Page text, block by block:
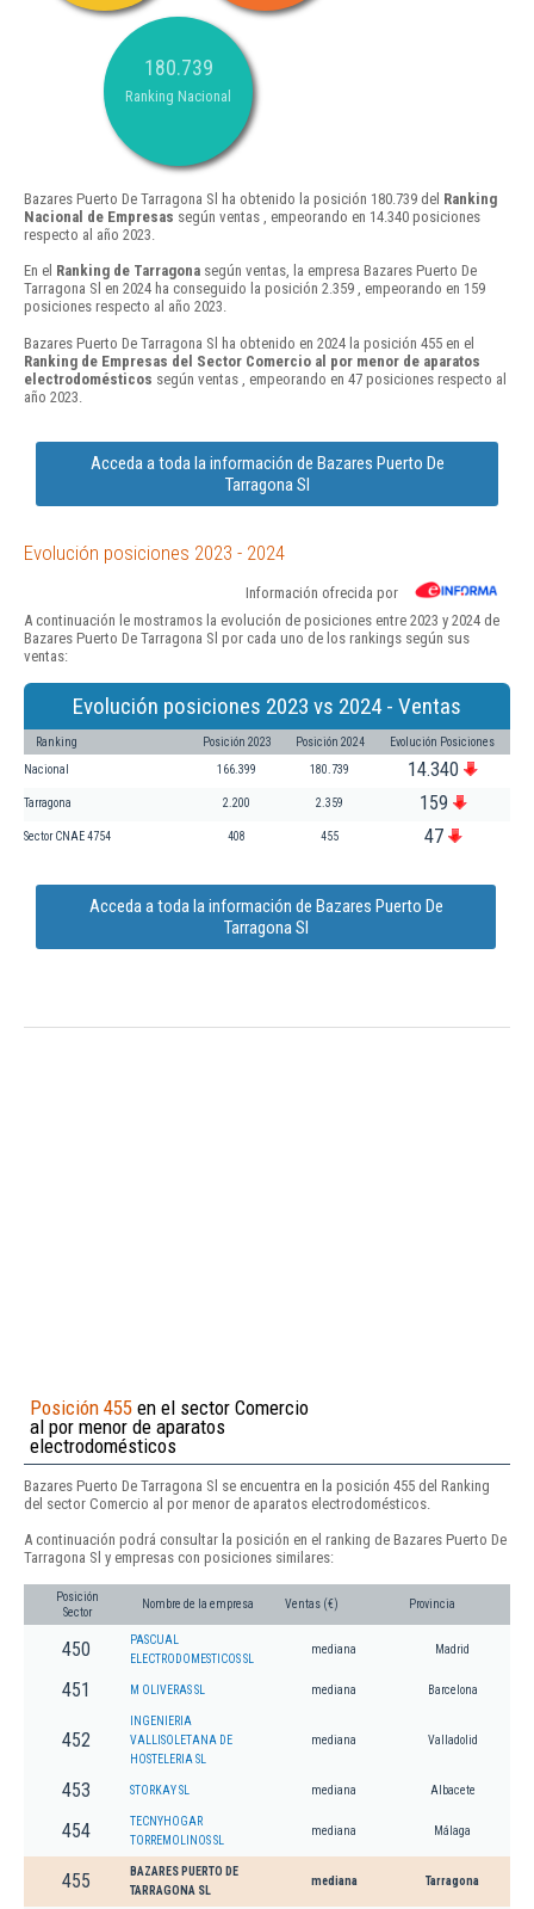
180.739
Ranking Nacional
Bazares Puerto De Tarragona Sl ha obtenido la posición 180.739 del Ranking
Nacional de Empresas según ventas , empeorando en 14.340 posiciones
respecto al año 2023.
En el Ranking de Tarragona según ventas, la empresa Bazares Puerto De
Tarragona Sl en 2024 ha conseguido la posición 2.359 , empeorando en 159
posiciones respecto al año 2023.
Bazares Puerto De Tarragona Sl ha obtenido en 2024 la posición 455 en el
Ranking de Empresas del Sector Comercio al por menor de aparatos
electrodomésticos según ventas , empeorando en 47 posiciones respecto al
año 2023.
Acceda a toda la información de Bazares Puerto De
Tarragona Sl
Evolución posiciones 2023 - 2024
Información ofrecida por
A continuación le mostramos la evolución de posiciones entre 2023 y 2024 de
Bazares Puerto De Tarragona Sl por cada uno de los rankings según sus
ventas:
Evolución posiciones 2023 vs 2024 - Ventas
Ranking Posición 2023 Posición 2024 Evolución Posiciones
Nacional 166.399 180.739 14.340
Tarragona 2.200 2.359 159
Sector CNAE 4754 408 455 47
Acceda a toda la información de Bazares Puerto De
Tarragona Sl
Posición 455 en el sector Comercio
al por menor de aparatos
electrodomésticos
Bazares Puerto De Tarragona Sl se encuentra en la posición 455 del Ranking
del sector Comercio al por menor de aparatos electrodomésticos.
A continuación podrá consultar la posición en el ranking de Bazares Puerto De
Tarragona Sl y empresas con posiciones similares:
Posición
Sector
Nombre de la empresa Ventas (€) Provincia
450
PASCUAL
ELECTRODOMESTICOS SL
mediana Madrid
451 M OLIVERAS SL mediana Barcelona
452
INGENIERIA
VALLISOLETANA DE
HOSTELERIA SL
mediana Valladolid
453 STORKAY SL mediana Albacete
454
TECNYHOGAR
TORREMOLINOS SL
mediana Málaga
455
BAZARES PUERTO DE
TARRAGONA SL
mediana Tarragona